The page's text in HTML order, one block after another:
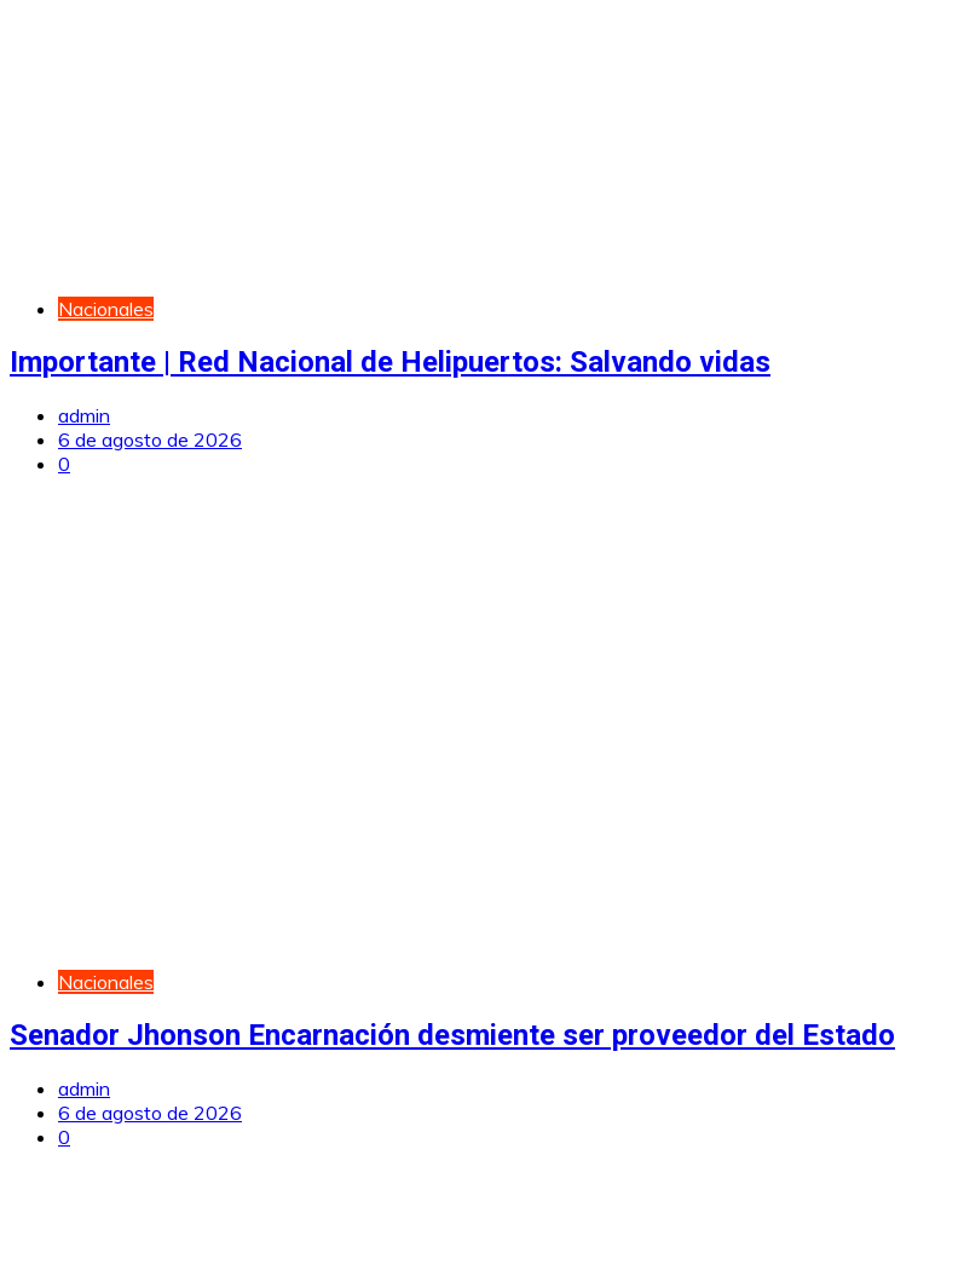
Nacionales
Importante | Red Nacional de Helipuertos: Salvando vidas
admin
6 de agosto de 2026
0
Nacionales
Senador Jhonson Encarnación desmiente ser proveedor del Estado
admin
6 de agosto de 2026
0